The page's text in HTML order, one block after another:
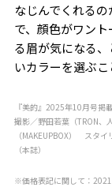
なじんでくれる
で、顔色がワン
る眉が気になる
いカラーを選ぶ
『美的』2025年10月号掲
撮影／野田若葉（TRON
（MAKEUPBOX） スタ
（本誌）
※価格表記に関して：